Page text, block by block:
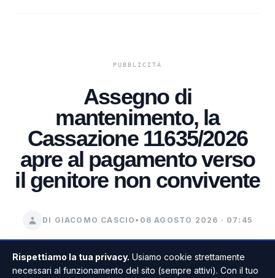
Assegno di
mantenimento, la
Cassazione 11635/2026
apre al pagamento verso
il genitore non convivente
DI GIACOMO CASCIO • 06 AGOSTO 2026 · 07:45
Rispettiamo la tua privacy. Usiamo cookie strettamente
necessari al funzionamento del sito (sempre attivi). Con il tuo